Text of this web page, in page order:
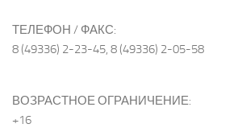
ТЕЛЕФОН / ФАКС:
8 (49336) 2-23-45, 8 (49336) 2-05-58
ВОЗРАСТНОЕ ОГРАНИЧЕНИЕ:
+16